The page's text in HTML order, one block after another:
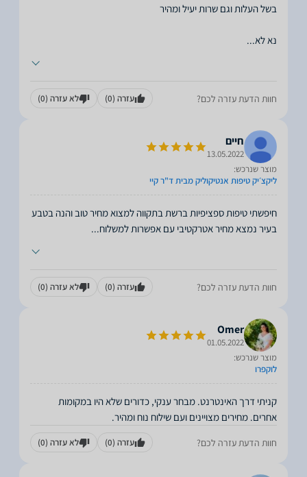
נא לא...
חוות הדעת עזרה לכם? עזרה (0) לא עזרה (0)
חיים
13.05.2022
מוצר שנרכש:
ליקצ׳יק טיפות אנטיקוליק מבית ד"ר קיי
חיפשתי טיפות ספציפיות ברשת בתקווה למצוא מחיר טוב והנה בטבע
בעיר נמצא מחיר אטרקטיבי עם אפשרות למשלוח...
חוות הדעת עזרה לכם? עזרה (0) לא עזרה (0)
Omer
01.05.2022
מוצר שנרכש:
לוקפרו
קניתי דרך האינטרנט. מבחר ענקי, כדורים שלא היו במקומות
אחרים. מחירים מצויינים ועם שילוח נוח ומהיר.
חוות הדעת עזרה לכם? עזרה (0) לא עזרה (0)